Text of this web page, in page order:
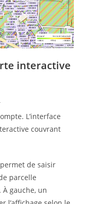
interactive
L’interface
couvrant
de saisir
parcelle
gauche, un